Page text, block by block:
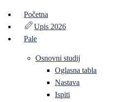
Početna
Upis 2026
Pale
Osnovni studij
Oglasna tabla
Nastava
Ispiti